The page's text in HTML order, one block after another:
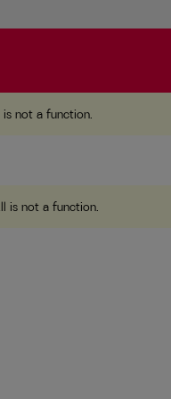
is not a function
is not a function.
is not a function.